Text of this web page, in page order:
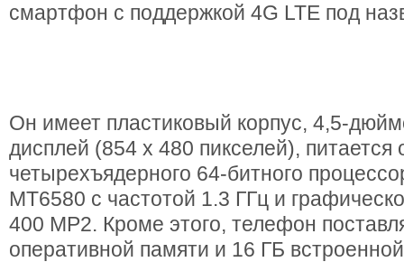
смартфон с поддержкой 4G LTE под
Он имеет пластиковый корпус, 4,5-
дисплей (854 x 480 пикселей), питается
четырехъядерного 64-битного
MT6580 с частотой 1.3 ГГц и
400 MP2. Кроме этого, телефон
оперативной памяти и 16 ГБ